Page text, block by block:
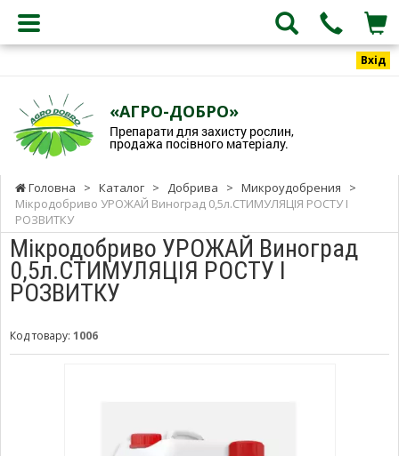
Вхід
«АГРО-ДОБРО»
Препарати для захисту рослин,
продажа посівного матеріалу.
Головна > Каталог > Добрива > Микроудобрения
>
Мікродобриво УРОЖАЙ Виноград 0,5л.СТИМУЛЯЦІЯ РОСТУ І
РОЗВИТКУ
Мікродобриво УРОЖАЙ Виноград
0,5л.СТИМУЛЯЦІЯ РОСТУ І
РОЗВИТКУ
Код товару: 1006